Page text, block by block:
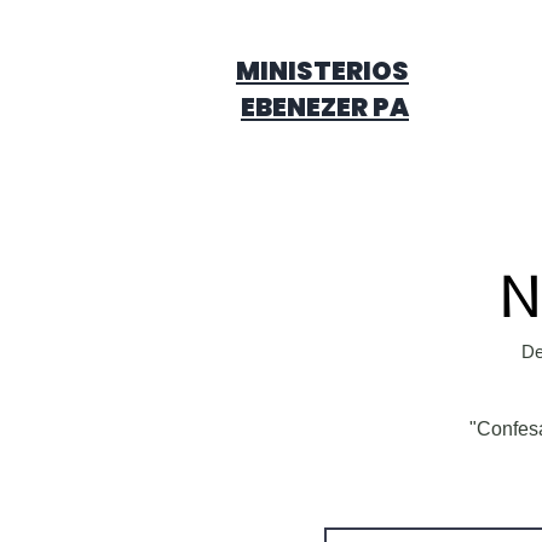
MINISTERIOS
EBENEZER PA